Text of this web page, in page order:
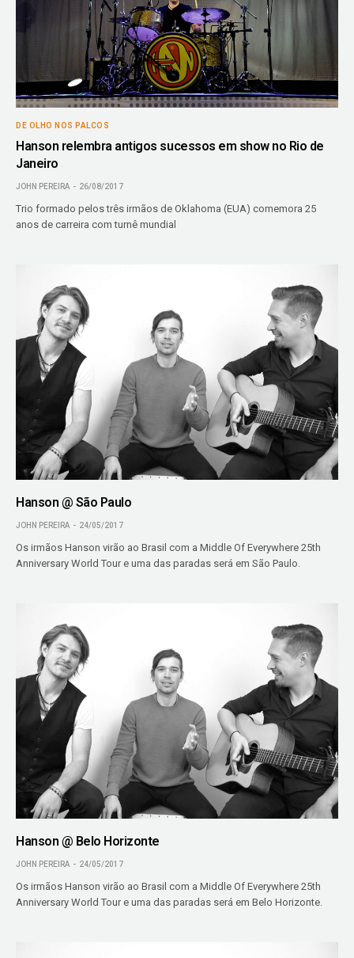
DE OLHO NOS PALCOS
Hanson relembra antigos sucessos em show no Rio de
Janeiro
JOHN PEREIRA 26/08/2017
Trio formado pelos três irmãos de Oklahoma (EUA) comemora 25
anos de carreira com turnê mundial
Hanson @ São Paulo
JOHN PEREIRA 24/05/2017
Os irmãos Hanson virão ao Brasil com a Middle Of Everywhere 25th
Anniversary World Tour e uma das paradas será em São Paulo.
Hanson @ Belo Horizonte
JOHN PEREIRA 24/05/2017
Os irmãos Hanson virão ao Brasil com a Middle Of Everywhere 25th
Anniversary World Tour e uma das paradas será em Belo Horizonte.